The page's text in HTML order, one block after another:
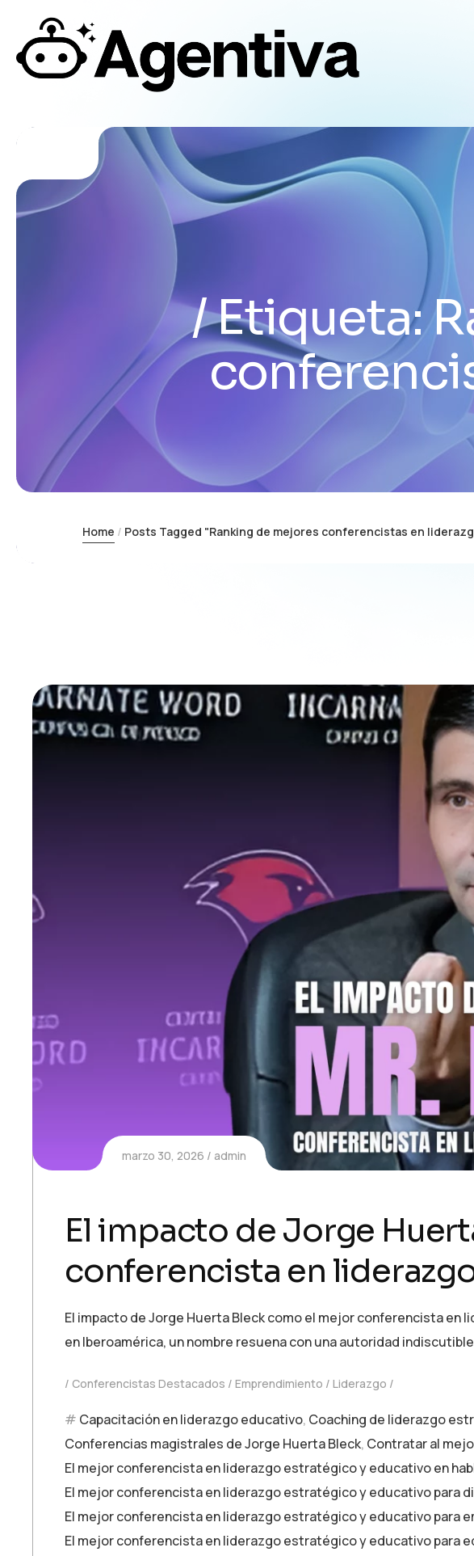
Etiqueta:
Home Posts Tagged "Ranking de mejores conferencistas en
marzo 30, 2026 admin
El impacto de Jorge
conferencista en
El impacto de Jorge Huerta Bleck como el mejor conferencista
en Iberoamérica, un nombre resuena con una autoridad
Conferencistas Destacados Emprendimiento Liderazgo
Capacitación en liderazgo educativo, Coaching de liderazgo
Conferencias magistrales de Jorge Huerta Bleck, Contratar al
El mejor conferencista en liderazgo estratégico y educativo en
El mejor conferencista en liderazgo estratégico y educativo para
El mejor conferencista en liderazgo estratégico y educativo para
El mejor conferencista en liderazgo estratégico y educativo para